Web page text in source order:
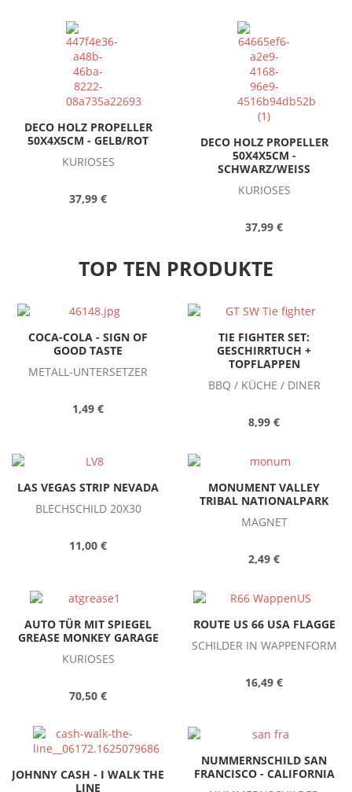
DECO HOLZ PROPELLER
50X4X5CM - GELB/ROT
KURIOSES
37,99 €
DECO HOLZ PROPELLER
50X4X5CM -
SCHWARZ/WEISS
KURIOSES
37,99 €
TOP TEN PRODUKTE
COCA-COLA - SIGN OF
GOOD TASTE
METALL-UNTERSETZER
1,49 €
TIE FIGHTER SET:
GESCHIRRTUCH +
TOPFLAPPEN
BBQ / KÜCHE / DINER
8,99 €
LAS VEGAS STRIP NEVADA
BLECHSCHILD 20X30
11,00 €
MONUMENT VALLEY
TRIBAL NATIONALPARK
MAGNET
2,49 €
AUTO TÜR MIT SPIEGEL
GREASE MONKEY GARAGE
KURIOSES
70,50 €
ROUTE US 66 USA FLAGGE
SCHILDER IN WAPPENFORM
16,49 €
JOHNNY CASH - I WALK THE
LINE
NUMMERNSCHILD SAN
FRANCISCO - CALIFORNIA